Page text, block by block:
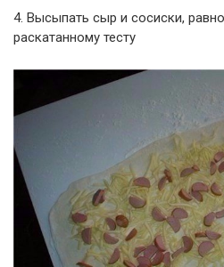
4. Высыпать сыр и сосиски,
раскатанному тесту